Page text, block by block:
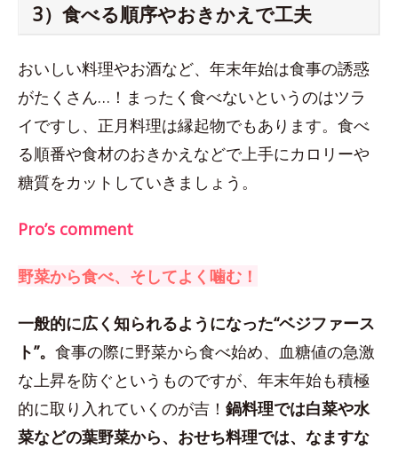
3）食べる順序やおきかえで工夫
おいしい料理やお酒など、年末年始は食事の誘惑
がたくさん…！まったく食べないというのはツラ
イですし、正月料理は縁起物でもあります。食べ
る順番や食材のおきかえなどで上手にカロリーや
糖質をカットしていきましょう。
Pro’s comment
野菜から食べ、そしてよく噛む！
一般的に広く知られるようになった“ベジファース
ト”。 食事の際に野菜から食べ始め、血糖値の急激
な上昇を防ぐというものですが、年末年始も積極
的に取り入れていくのが吉！ 鍋料理では白菜や水
菜などの葉野菜から、おせち料理では、なますな